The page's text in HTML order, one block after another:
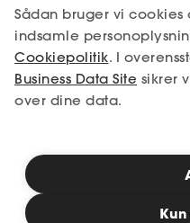
Selvstændig
Studerende
3400 Hillerød
Bemærk, at al post skal
2450 København SV.
Åbent efter aftale
Sådan bruger vi
indsamle
Cookiepolitik. I
Business Data Site sikrer
over dine data.